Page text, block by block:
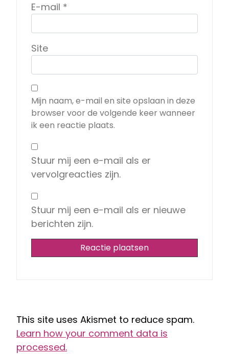
E-mail *
Site
Mijn naam, e-mail en site opslaan in deze
browser voor de volgende keer wanneer
ik een reactie plaats.
Stuur mij een e-mail als er
vervolgreacties zijn.
Stuur mij een e-mail als er nieuwe
berichten zijn.
This site uses Akismet to reduce spam.
Learn how your comment data is
processed.